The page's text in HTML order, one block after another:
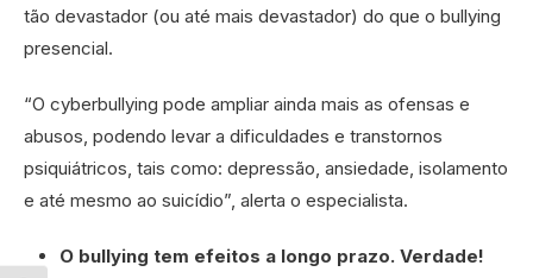
tão devastador (ou até mais devastador) do que o bullying
presencial.
“O cyberbullying pode ampliar ainda mais as ofensas e
abusos, podendo levar a dificuldades e transtornos
psiquiátricos, tais como: depressão, ansiedade, isolamento
e até mesmo ao suicídio”, alerta o especialista.
O bullying tem efeitos a longo prazo. Verdade!